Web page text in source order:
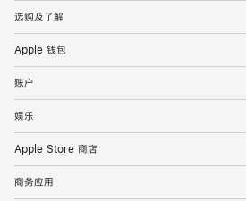
选购及了解
Apple 钱包
账户
娱乐
Apple Store 商店
商务应用